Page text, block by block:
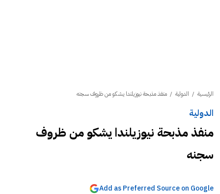
الرئيسية / الدولية / منفذ مذبحة نيوزيلندا يشكو من ظروف سجنه
الدولية
منفذ مذبحة نيوزيلندا يشكو من ظروف
سجنه
Add as Preferred Source on Google